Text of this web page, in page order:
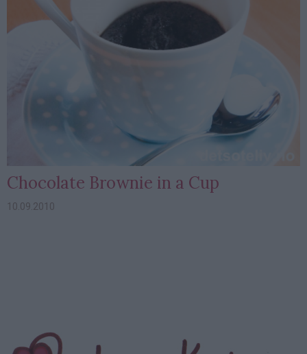
Chocolate Brownie in a Cup
10.09.2010